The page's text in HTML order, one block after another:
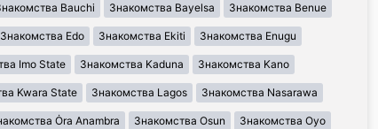
Bauchi Знакомства Bayelsa Знакомства Benue
Знакомства Edo Знакомства Ekiti Знакомства Enugu
Imo State Знакомства Kaduna Знакомства Kano
Kwara State Знакомства Lagos Знакомства Nasarawa
Ȯra Anambra Знакомства Osun Знакомства Oyo